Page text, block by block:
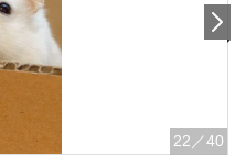
22 ／40